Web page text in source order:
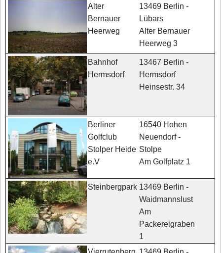
Alter
Bernauer
Heerweg
13469 Berlin -
Lübars
Alter Bernauer
Heerweg 3
Bahnhof
Hermsdorf
13467 Berlin -
Hermsdorf
Heinsestr. 34
Berliner
Golfclub
Stolper Heide
e.V
16540 Hohen
Neuendorf -
Stolpe
Am Golfplatz 1
Steinbergpark 13469 Berlin -
Waidmannslust
Am
Packereigraben
1